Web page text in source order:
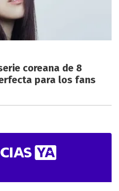
coreana de 8
para los fans